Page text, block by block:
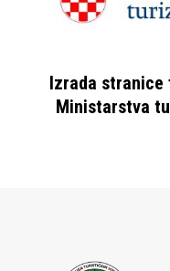
Izrada stranice
Ministarstva